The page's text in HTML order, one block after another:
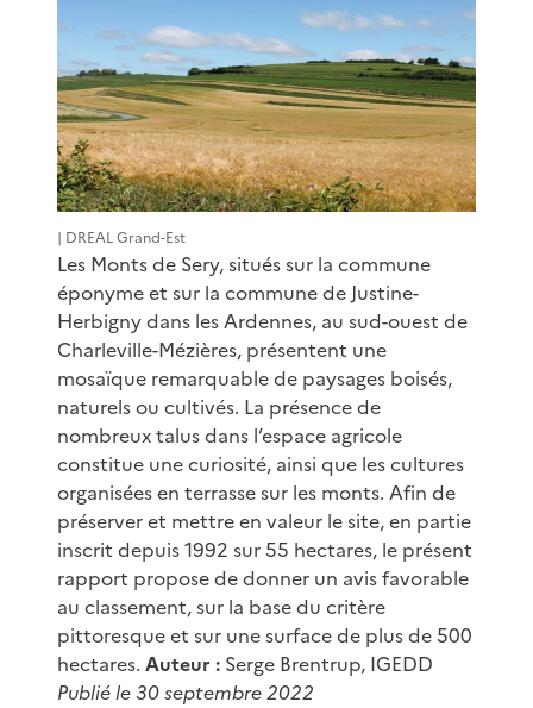
| DREAL Grand-Est
Les Monts de Sery, situés sur la commune
éponyme et sur la commune de Justine-
Herbigny dans les Ardennes, au sud-ouest de
Charleville-Mézières, présentent une
mosaïque remarquable de paysages boisés,
naturels ou cultivés. La présence de
nombreux talus dans l’espace agricole
constitue une curiosité, ainsi que les cultures
organisées en terrasse sur les monts. Afin de
préserver et mettre en valeur le site, en partie
inscrit depuis 1992 sur 55 hectares, le présent
rapport propose de donner un avis favorable
au classement, sur la base du critère
pittoresque et sur une surface de plus de 500
hectares. Auteur : Serge Brentrup, IGEDD
Publié le 30 septembre 2022